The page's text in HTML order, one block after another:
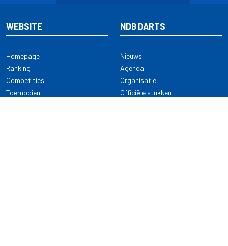
WEBSITE
Homepage
Ranking
Competities
Toernooien
NDB DARTS
Nieuws
Agenda
Organisatie
Officiële stukken